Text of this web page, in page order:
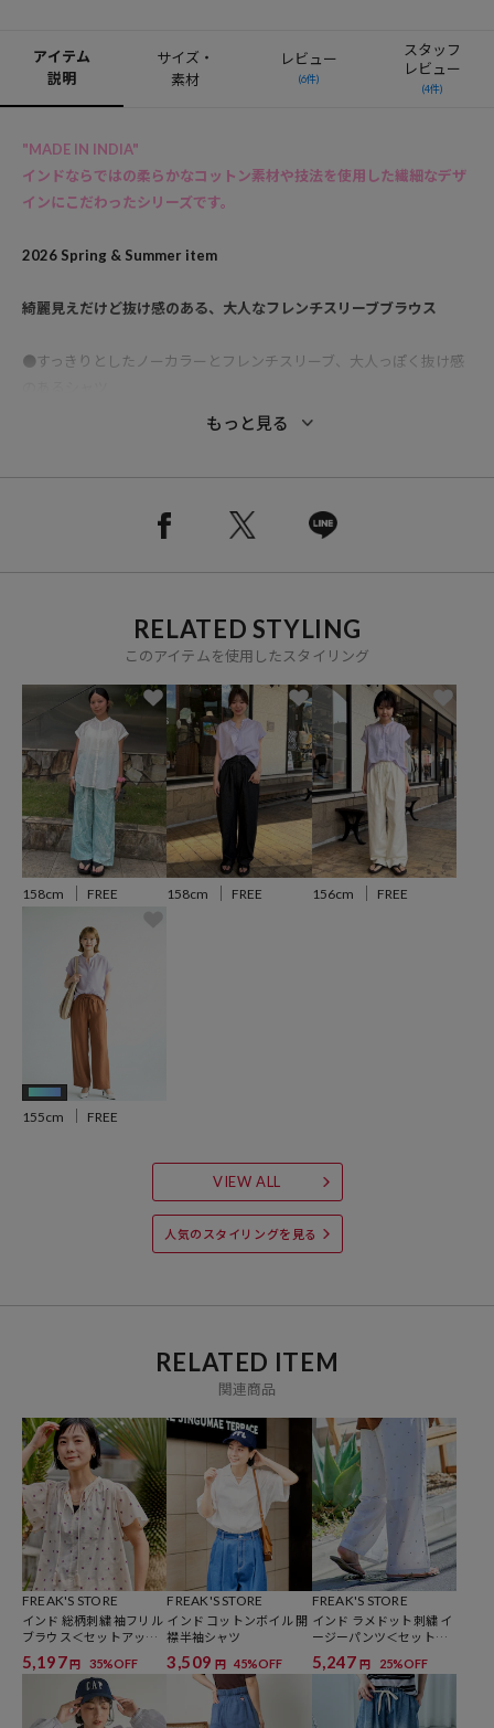
アイテム
説明
サイズ・
素材
レビュー
(6件)
スタッフ
レビュー
(4件)
"MADE IN INDIA"
インドならではの柔らかなコットン素材や技法を使用した繊細なデザ
インにこだわったシリーズです。
2026 Spring & Summer item
綺麗見えだけど抜け感のある、大人なフレンチスリーブブラウス
●すっきりとしたノーカラーとフレンチスリーブ、大人っぽく抜け感
●透け感のある柔らかなコットンボイル生地を使用し、涼し気な印象
ヒップもカバーしてくれます
おすすめコーディネート
デニムパンツや太めシルエットのパンツを合わせればカジュアルな雰
囲気に、スラックスやストレートシルエットのスカートを合わせれば
きれいめな雰囲気に着ていただけます。
暑い季節も快適に過ごせ、どんなスタイルにもマッチする使い勝手の
良いブラウスです。
※こちらの商品は、弊社管理上のカラーを表記しております為、タグ
のカラー表記と異なる記載となっております。
【サイト表記：タグ表記】
・オフホワイト：OFF
・ブラック：BLK
・ブルー：BLUESTRIPE
・ラベンダー：LILAC
・その他/柄６：FLOWER
※掲載画像の商品の色味は、屋外や屋内の光の照射や角度により実物
と色味が異なる場合がざいます。また表示のサイズ感と実物は若干異
なる場合もございますので、予めご了承ください。
5,995円（2026年4月9日時点）
※「参考価格」とは、Daytona Parkにおける対象商品の通常販売（先
行予約・先行割引は含まれません）開始時点の価格です。
ブランド説明
【FREAK'S STORE/フリークスストア】
「アメリカの豊かさとワクワク・ドキドキを日本に伝えたい」という
想いからスタート。
1986年の創業以来、洋服を中心に、カルチャーやアートなど自分たち
が本当に良いと思うものをセレクト。積極的に楽しむ生活体験者＝フ
リークとして、豊かなライフスタイルの楽しみ方をリアルに提案する
もっと見る
RELATED STYLING
このアイテムを使用したスタイリング
158cm FREE 158cm FREE 156cm FREE
155cm FREE
VIEW ALL
人気のスタイリングを見る
RELATED ITEM
関連商品
FREAK'S STORE
インド 総柄刺繍 袖フリル
ブラウス＜セットアップ
対応＞
5,197 円 35%OFF
FREAK'S STORE
インド コットンボイル 開
襟半袖シャツ
3,509 円 45%OFF
FREAK'S STORE
インド ラメドット刺繍 イ
ージーパンツ＜セットア
ップ対応＞
5,247 円 25%OFF